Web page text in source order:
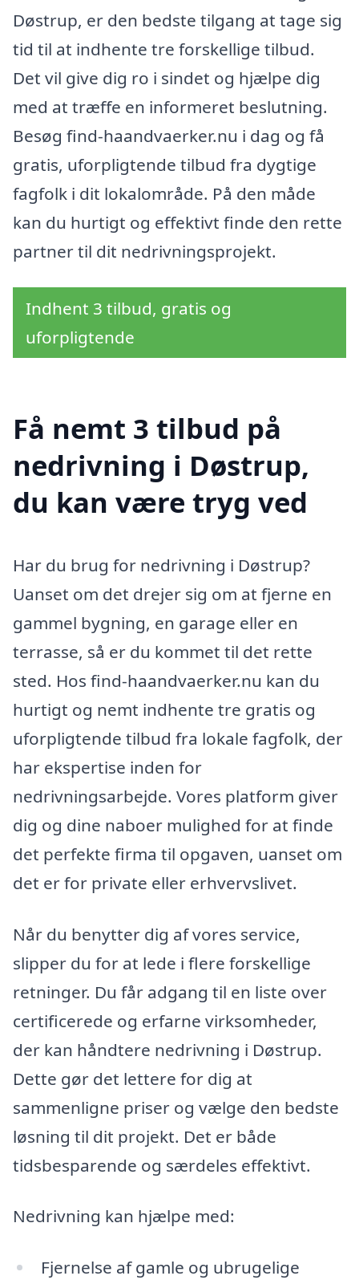
Døstrup, er den bedste tilgang at tage sig
tid til at indhente tre forskellige tilbud.
Det vil give dig ro i sindet og hjælpe dig
med at træffe en informeret beslutning.
Besøg find-haandvaerker.nu i dag og få
gratis, uforpligtende tilbud fra dygtige
fagfolk i dit lokalområde. På den måde
kan du hurtigt og effektivt finde den rette
partner til dit nedrivningsprojekt.
Indhent 3 tilbud, gratis og
uforpligtende
Få nemt 3 tilbud på
nedrivning i Døstrup,
du kan være tryg ved
Har du brug for nedrivning i Døstrup?
Uanset om det drejer sig om at fjerne en
gammel bygning, en garage eller en
terrasse, så er du kommet til det rette
sted. Hos find-haandvaerker.nu kan du
hurtigt og nemt indhente tre gratis og
uforpligtende tilbud fra lokale fagfolk, der
har ekspertise inden for
nedrivningsarbejde. Vores platform giver
dig og dine naboer mulighed for at finde
det perfekte firma til opgaven, uanset om
det er for private eller erhvervslivet.
Når du benytter dig af vores service,
slipper du for at lede i flere forskellige
retninger. Du får adgang til en liste over
certificerede og erfarne virksomheder,
der kan håndtere nedrivning i Døstrup.
Dette gør det lettere for dig at
sammenligne priser og vælge den bedste
løsning til dit projekt. Det er både
tidsbesparende og særdeles effektivt.
Nedrivning kan hjælpe med:
Fjernelse af gamle og ubrugelige